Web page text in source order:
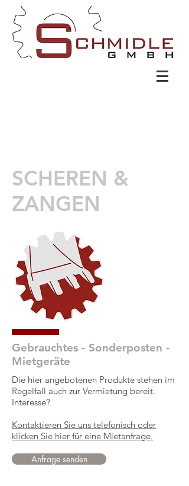
SCHEREN &
ZANGEN
Gebrauchtes - Sonderposten -
Mietgeräte
Die hier angebotenen Produkte stehen im
Regelfall auch zur Vermietung bereit.
Interesse?
Kontaktieren Sie uns telefonisch oder
klicken Sie hier für eine Mietanfrage.
Anfrage senden